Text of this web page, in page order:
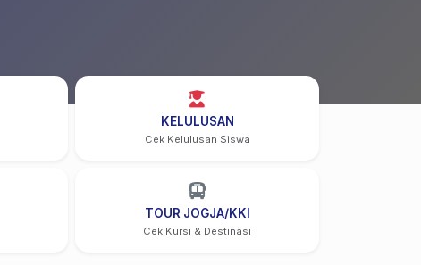
KELULUSAN
Cek Kelulusan Siswa
TOUR JOGJA/KKI
Cek Kursi & Destinasi